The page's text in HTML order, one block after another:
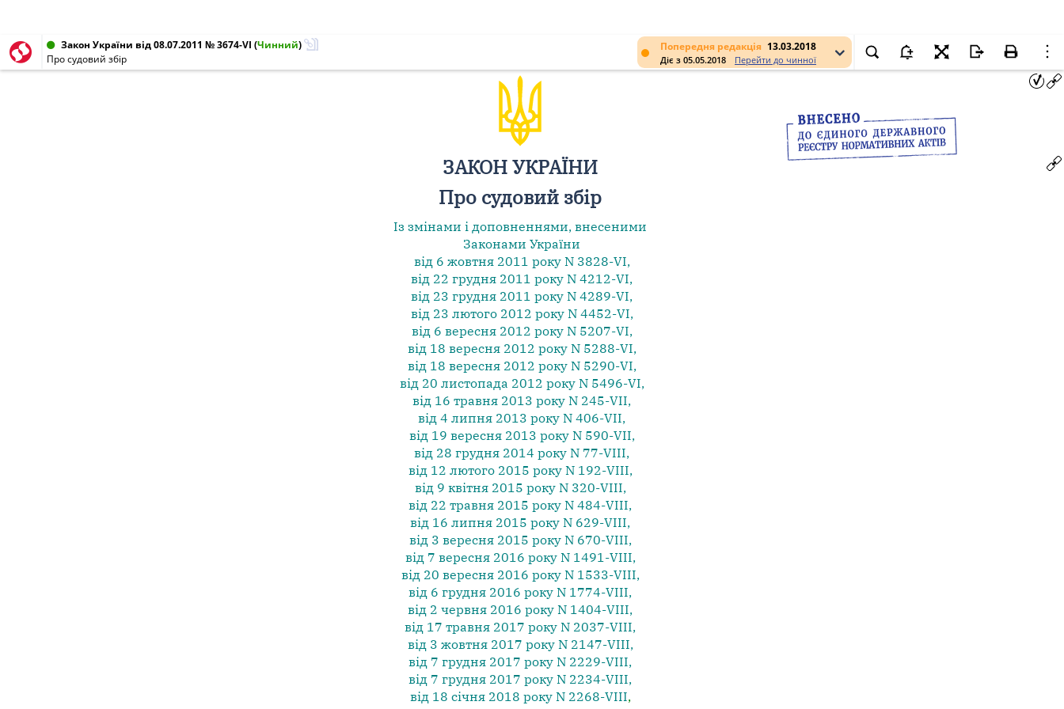
Попередня редакція 13.03.2018
Діє з 05.05.2018 Перейти до чинної
Закон України від 08.07.2011 № 3674-VI (Чинний)
Про судовий збір